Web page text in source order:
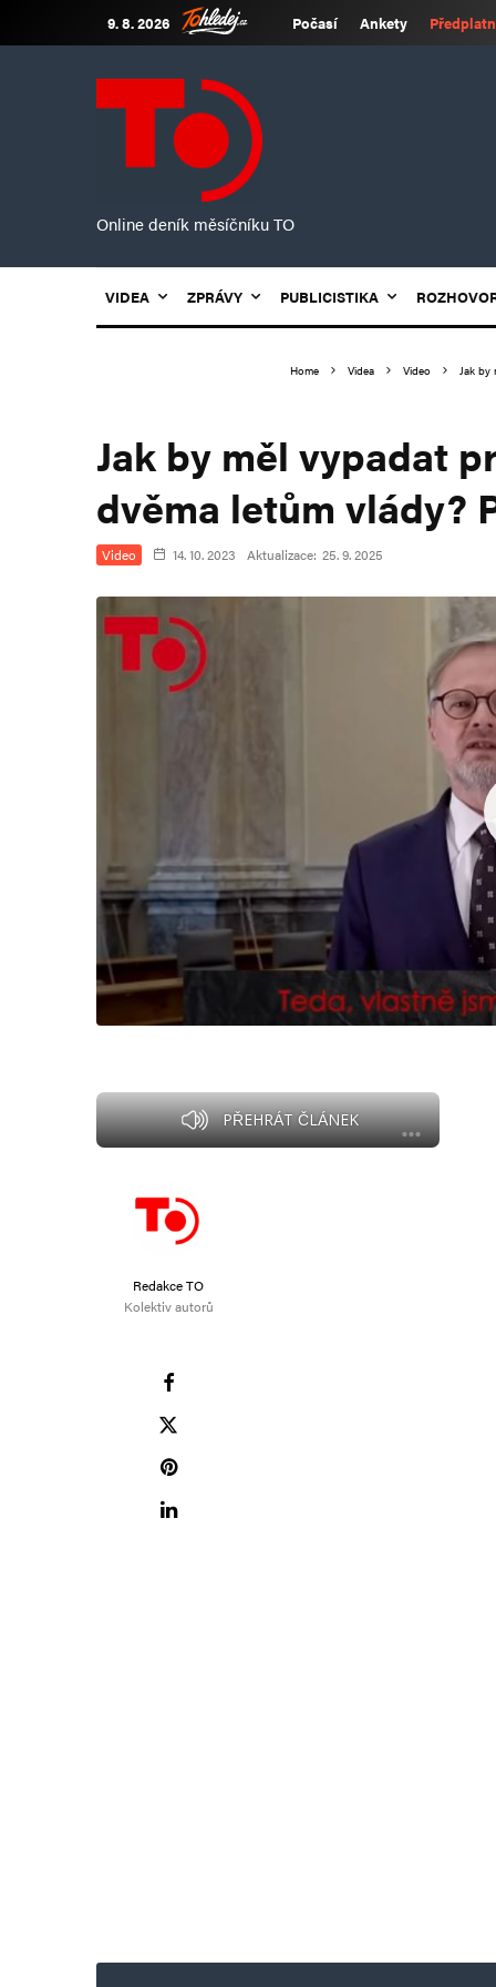
9. 8. 2026 Počasí Ankety
Online deník měsíčníku TO
VIDEA ZPRÁVY PUBLICISTIKA
Home Videa Video Jak by
Jak by měl vypadat
dvěma letům vlády?
Video 14. 10. 2023 Aktualizace: 25. 9. 2025
PŘEHRÁT ČLÁNEK
Redakce TO
Kolektiv autorů